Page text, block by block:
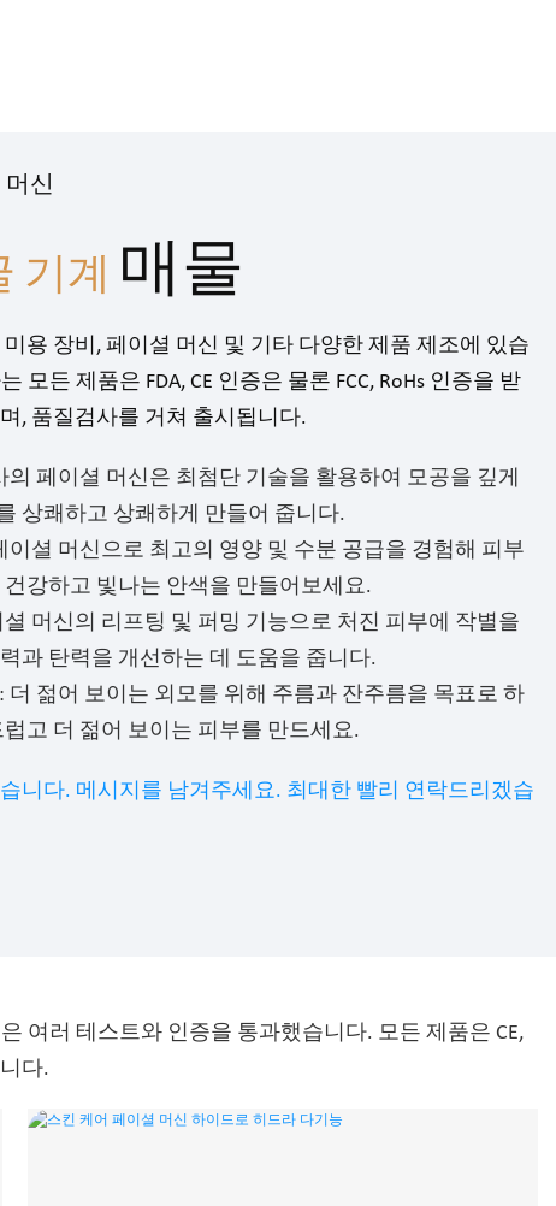
신
기계 매물
용 장비, 페이셜 머신 및 기타 다양한 제품 제조에 있습
모든 제품은 FDA, CE 인증은 물론 FCC, RoHs 인증을 받
, 품질검사를 거쳐 출시됩니다.
의 페이셜 머신은 최첨단 기술을 활용하여 모공을 깊게
상쾌하고 상쾌하게 만들어 줍니다.
이셜 머신으로 최고의 영양 및 수분 공급을 경험해 피부
강하고 빛나는 안색을 만들어보세요.
머신의 리프팅 및 퍼밍 기능으로 처진 피부에 작별을
과 탄력을 개선하는 데 도움을 줍니다.
더 젊어 보이는 외모를 위해 주름과 잔주름을 목표로 하
고 더 젊어 보이는 피부를 만드세요.
니다. 메시지를 남겨주세요. 최대한 빨리 연락드리겠습
여러 테스트와 인증을 통과했습니다. 모든 제품은 CE,
다.